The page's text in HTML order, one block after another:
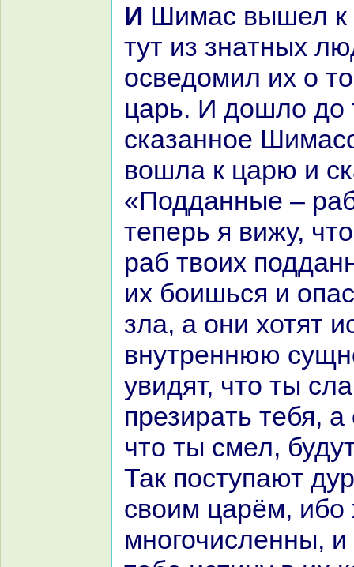
И Шимас вышел к тем, кто был
тут из знaтных
осведомил их о
царь. И дошло
сказанное
вошла к царю и
«Подданные –
теперь я вижу,
paб твоих
их боишься и
зла, а они хотят
внутреннюю
увидят, что ты
презиpaть тебя,
что ты смел,
Так поступают
своим царём, ибо
многочисленны,